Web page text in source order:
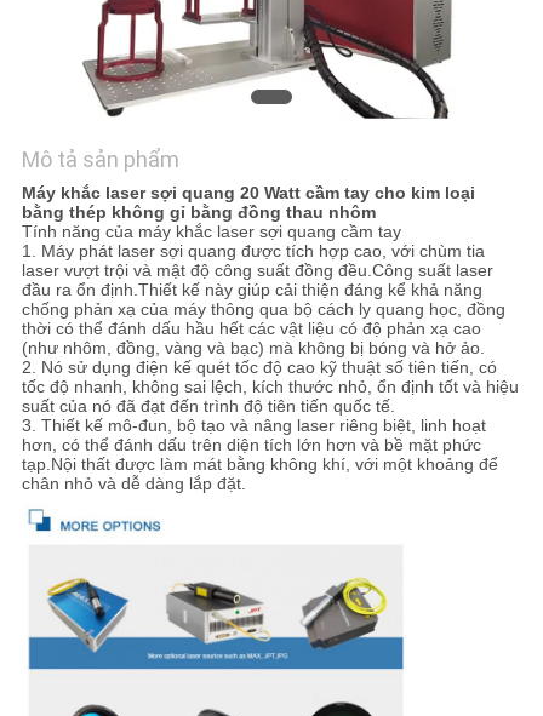
РУССКИЙ
САЙТ
SƠ
ĐỒ
TRANG
WEB
PRIVACY
POLICY
Mô tả sản phẩm
Máy khắc laser sợi quang 20 Watt cầm tay cho kim loại
bằng thép không gỉ bằng đồng thau nhôm
Tính năng của máy khắc laser sợi quang cầm tay
1. Máy phát laser sợi quang được tích hợp cao, với chùm tia
laser vượt trội và mật độ công suất đồng đều.Công suất laser
đầu ra ổn định.Thiết kế này giúp cải thiện đáng kể khả năng
chống phản xạ của máy thông qua bộ cách ly quang học, đồng
thời có thể đánh dấu hầu hết các vật liệu có độ phản xạ cao
(như nhôm, đồng, vàng và bạc) mà không bị bóng và hở ảo.
2. Nó sử dụng điện kế quét tốc độ cao kỹ thuật số tiên tiến, có
tốc độ nhanh, không sai lệch, kích thước nhỏ, ổn định tốt và hiệu
suất của nó đã đạt đến trình độ tiên tiến quốc tế.
3. Thiết kế mô-đun, bộ tạo và nâng laser riêng biệt, linh hoạt
hơn, có thể đánh dấu trên diện tích lớn hơn và bề mặt phức
tạp.Nội thất được làm mát bằng không khí, với một khoảng để
chân nhỏ và dễ dàng lắp đặt.